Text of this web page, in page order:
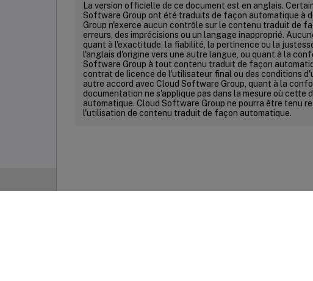
La version officielle de ce document est en anglais.
Software Group ont été traduits de façon automatique à
Group n'exerce aucun contrôle sur le contenu traduit de
erreurs, des imprécisions ou un langage inapproprié.
quant à l'exactitude, la fiabilité, la pertinence ou la
l'anglais d'origine vers une autre langue, ou quant à la
Software Group à tout contenu traduit de façon
contrat de licence de l'utilisateur final ou des conditions
autre accord avec Cloud Software Group, quant à la
documentation ne s'applique pas dans la mesure où
automatique. Cloud Software Group ne pourra être tenu
l'utilisation de contenu traduit de façon automatique.